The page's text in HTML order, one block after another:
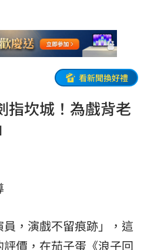
看新聞換好禮
指坎城！為戲背老
員，演戲不留痕跡」，這
價，在茄子蛋《浪子回